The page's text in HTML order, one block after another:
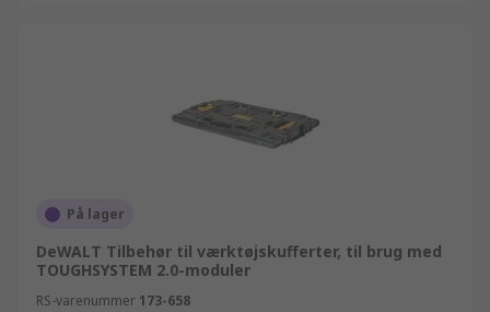
På lager
DeWALT Tilbehør til værktøjskufferter, til brug med
TOUGHSYSTEM 2.0-moduler
RS-varenummer 173-658